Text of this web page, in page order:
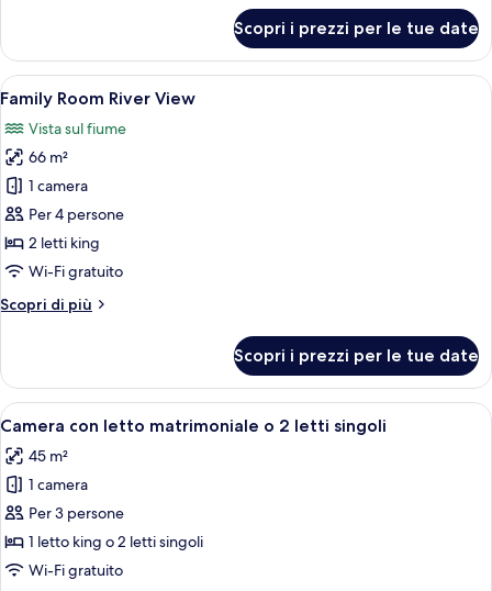
Premier,
camere
letto
Scopri i prezzi per le tue date
Apri
tutte
le
foto
per
Family
Room
River
Una camera d'albergo moderna con
8
Family Room River View
Vista sul fiume
66 m²
1 camera
Per 4 persone
2 letti king
Wi-Fi gratuito
Scopri di più
Altri
Room
River
View
Scopri i prezzi per le tue date
Apri
tutte
le
foto
per
Camera
con
Una camera d'albergo moderna
6
Camera con letto matrimoniale o 2 letti singoli
45 m²
1 camera
Per 3 persone
1 letto king o 2 letti singoli
Wi-Fi gratuito